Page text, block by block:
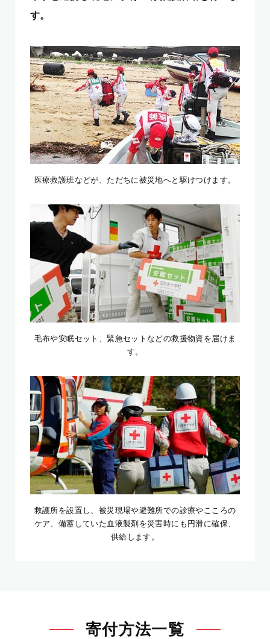
す。
医療救護班などが、ただちに被災地へと駆けつけます。
毛布や安眠セット、緊急セットなどの救援物資を届けま
す。
救護所を設置し、被災現場や避難所での診療やこころの
ケア、備蓄していた血液製剤を災害時にも円滑に確保、
供給します。
寄付方法一覧